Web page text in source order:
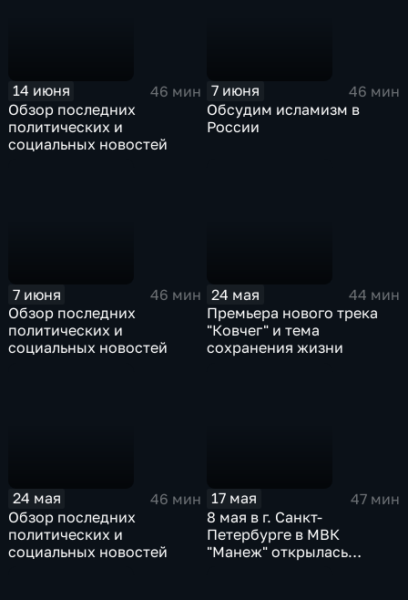
14 июня
46 мин
Обзор последних
политических и
социальных новостей
7 июня
46 мин
Обсудим исламизм в
России
7 июня
46 мин
Обзор последних
политических и
социальных новостей
24 мая
44 мин
Премьера нового трека
"Ковчег" и тема
сохранения жизни
24 мая
46 мин
Обзор последних
политических и
социальных новостей
17 мая
47 мин
8 мая в г. Санкт-
Петербурге в МВК
"Манеж" открылась